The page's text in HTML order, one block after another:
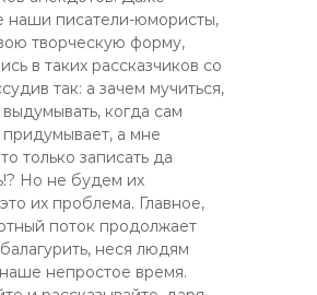
наши писатели-юмористы,
творческую форму,
в таких рассказчиков со
так: а зачем мучиться,
выдумывать, когда сам
а мне
только записать да
Но не будем их
их проблема. Главное,
поток продолжает
неся людям
непростое время.